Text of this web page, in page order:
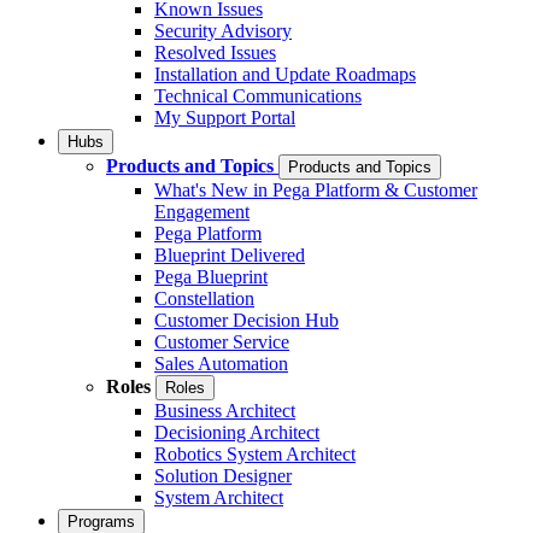
Known Issues
Security Advisory
Resolved Issues
Installation and Update Roadmaps
Technical Communications
My Support Portal
Hubs
Products and Topics Products and Topics
What's New in Pega Platform & Customer
Engagement
Pega Platform
Blueprint Delivered
Pega Blueprint
Constellation
Customer Decision Hub
Customer Service
Sales Automation
Roles
Roles
Business Architect
Decisioning Architect
Robotics System Architect
Solution Designer
System Architect
Programs